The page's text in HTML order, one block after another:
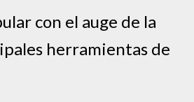
con el auge de la
herramientas de